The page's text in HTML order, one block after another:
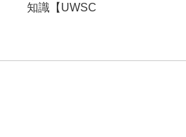
知識【UWSC